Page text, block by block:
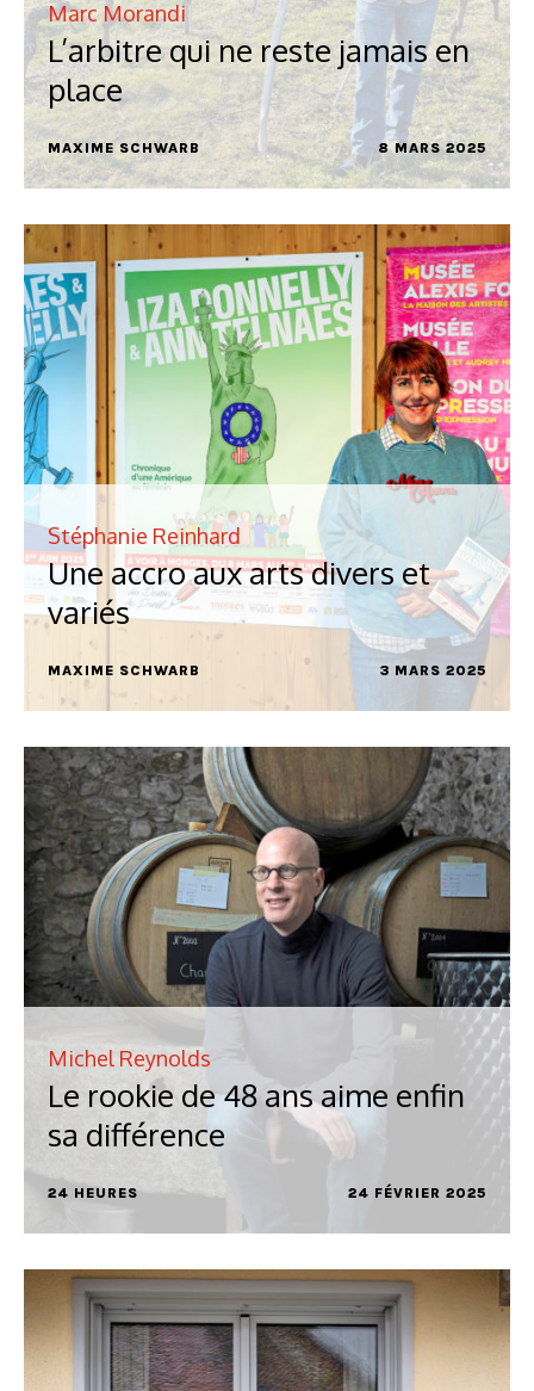
Marc Morandi
L’arbitre qui ne reste jamais en
place
MAXIME SCHWARB 8 MARS 2025
Stéphanie Reinhard
Une accro aux arts divers et
variés
MAXIME SCHWARB 3 MARS 2025
Michel Reynolds
Le rookie de 48 ans aime enfin
sa différence
24 HEURES 24 FÉVRIER 2025